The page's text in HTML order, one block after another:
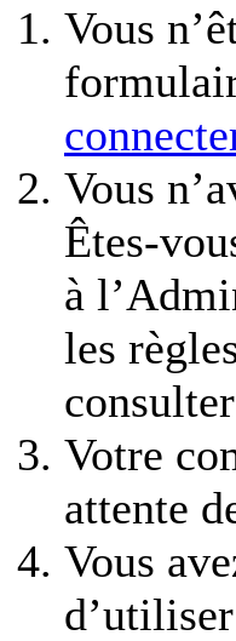
Vous
Vous
Êtes-
à
les
Votre
attente
Vous